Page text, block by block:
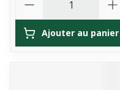
Ajouter au panier